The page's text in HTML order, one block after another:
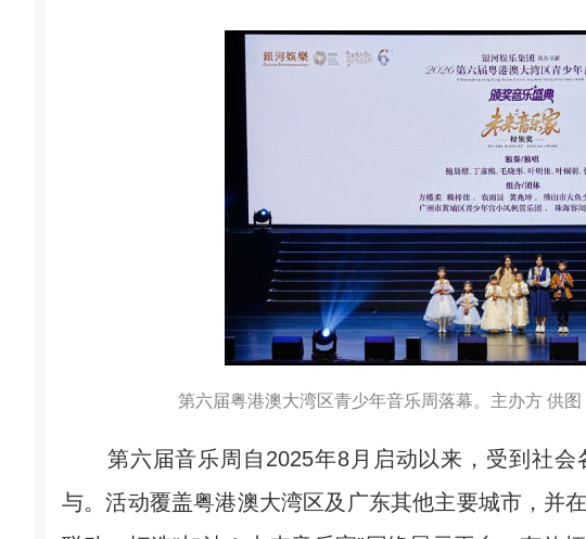
第六届粤港澳大湾区青少年音乐周落幕。主办方 供图
第六届音乐周自2025年8月启动以来，受到社会
与。活动覆盖粤港澳大湾区及广东其他主要城市，并